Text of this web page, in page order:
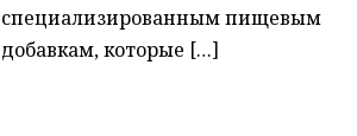
специализированным пищевым
добавкам, которые […]